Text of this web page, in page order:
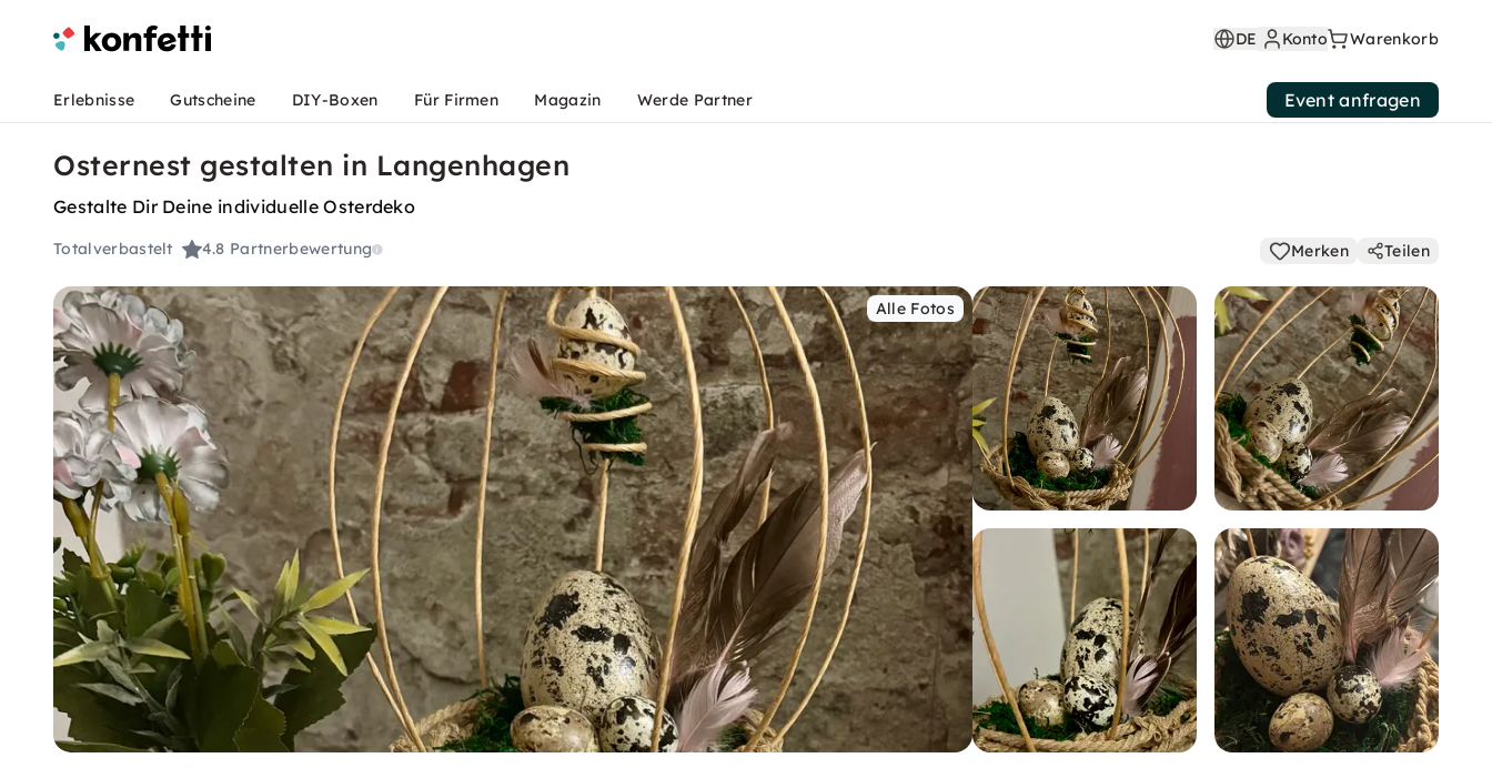
DE Konto Warenkorb
Erlebnisse Gutscheine DIY-Boxen Für Firmen Magazin Werde Partner Event anfragen
Osternest gestalten in Langenhagen
Gestalte Dir Deine individuelle Osterdeko
Totalverbastelt 4.8 Partnerbewertung Merken Teilen
Alle Fotos